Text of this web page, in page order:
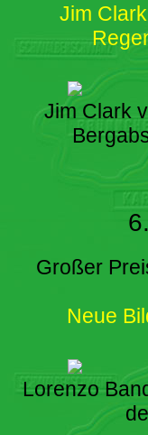
Jim
Jim Clark
Großer
Neue
Lorenzo